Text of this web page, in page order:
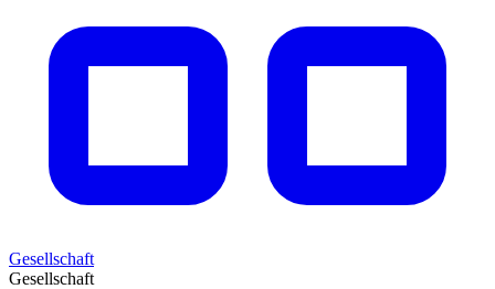
Gesellschaft
Gesellschaft